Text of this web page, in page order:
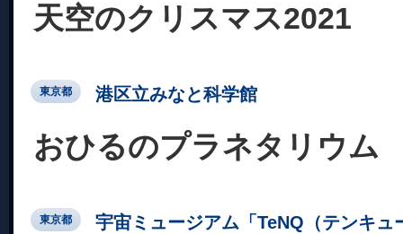
天空のクリスマス2021
東京都 港区立みなと科学館
おひるのプラネタリウム
東京都 宇宙ミュージアム「TeNQ（テンキュ